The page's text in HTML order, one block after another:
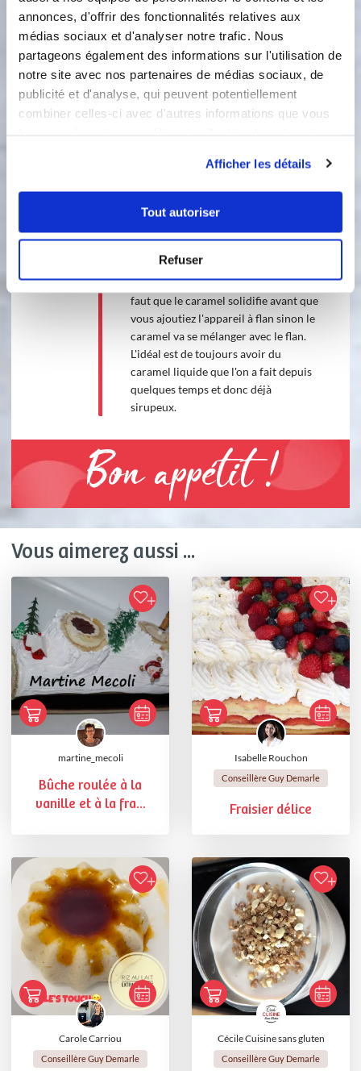
annonces, d'offrir des fonctionnalités relatives aux
médias sociaux et d'analyser notre trafic. Nous
partageons également des informations sur l'utilisation de
notre site avec nos partenaires de médias sociaux, de
publicité et d'analyse, qui peuvent potentiellement
combiner celles-ci avec d'autres informations que vous
Afficher les détails
Tout autoriser
Refuser
environ puis remplissez les pots
démoulables. Le mélange est clair en
fin de cuisson puis, quand vous le
versez doucement dans les pots, il
prend une légère coloration en se
mélangeant avec le caramel et vous
obtenez la couleur caractéristique
avec un couvercle, laissez refroidir
puis entreposez-les 3 heures au
réfrigérateur. Démoulez-les : pour
cela, enlevez le couvercle de votre
puis retirez le fond du pot : le caramel
s'écoule le long du flan. Dégustez. Il
faut que le caramel solidifie avant que
vous ajoutiez l'appareil à flan sinon le
caramel va se mélanger avec le flan.
L'idéal est de toujours avoir du
caramel liquide que l'on a fait depuis
quelques temps et donc déjà
sirupeux.
Bon appétit !
Vous aimerez aussi ...
martine_mecoli
Bûche roulée à la
vanille et à la fra...
Isabelle Rouchon
Conseillère Guy Demarle
Fraisier délice
Carole Carriou
Conseillère Guy Demarle
Cécile Cuisine sans gluten
Conseillère Guy Demarle